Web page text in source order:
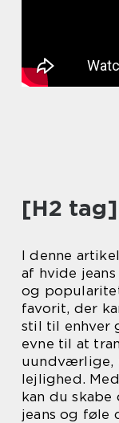
[H2
I denne
af hvide
og
favorit, der
stil til enhver
evne til at
uundværlige,
lejlighed.
kan du
jeans og føle